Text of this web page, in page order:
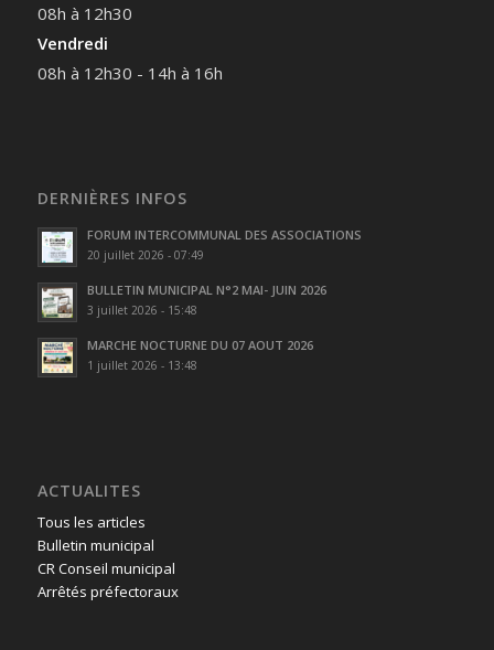
08h à 12h30
Vendredi
08h à 12h30 - 14h à 16h
DERNIÈRES INFOS
FORUM INTERCOMMUNAL DES ASSOCIATIONS
20 juillet 2026 - 07:49
BULLETIN MUNICIPAL N°2 MAI- JUIN 2026
3 juillet 2026 - 15:48
MARCHE NOCTURNE DU 07 AOUT 2026
1 juillet 2026 - 13:48
ACTUALITES
Tous les articles
Bulletin municipal
CR Conseil municipal
Arrêtés préfectoraux